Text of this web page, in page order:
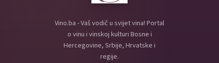
Vino.ba - Vaš vodič u svijet vina! Portal
o vinu i vinskoj kulturi Bosne i
Hercegovine, Srbije, Hrvatske i
regije.